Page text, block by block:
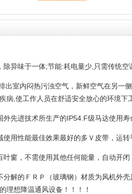
除异味于一体;节能:耗电量少 ,只需传统空
出室内闷热污浊空气，新鲜空气在另一
病 ,使工作人员在舒适安全放心的环境下
外先进技术所生产的IP54.F级马达使用寿
用性能最佳效果最好的多Ｖ皮带，运
窗，不需使用其他任何能量，自动开闭
解的ＦＲＰ（玻璃钢）材质为风机外
理想降温通风设备！！！！